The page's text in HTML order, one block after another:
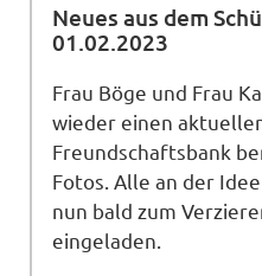
Neues aus dem
01.02.2023
Frau Böge und Frau
wieder einen
Freundschaftsbank
Fotos. Alle an der
nun bald zum
eingeladen.